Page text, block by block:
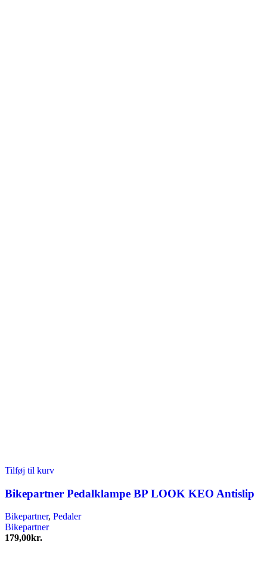
Tilføj til kurv
Bikepartner Pedalklampe BP LOOK KEO Antislip
Bikepartner, Pedaler
Bikepartner
179,00kr.